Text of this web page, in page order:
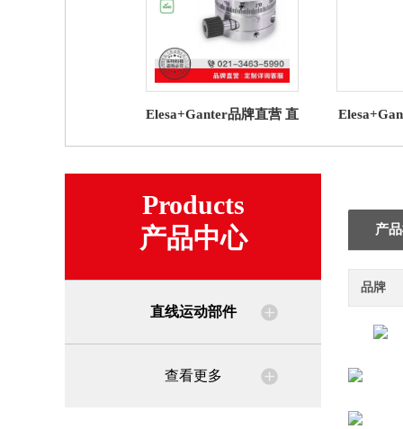
Elesa+Ganter品牌直营 直
台
传动装
Products
产品中心
直线运动部件
查看更多
产
品牌